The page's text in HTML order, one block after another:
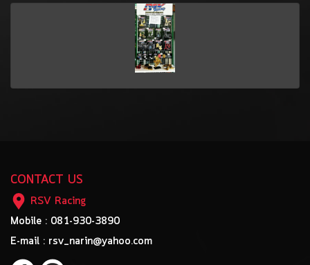
CONTACT US
RSV Racing
Mobile : 081-930-3890
E-mail : rsv_narin@yahoo.com